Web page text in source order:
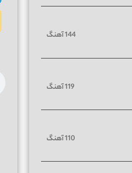
144 آهنگ
119 آهنگ
110 آهنگ